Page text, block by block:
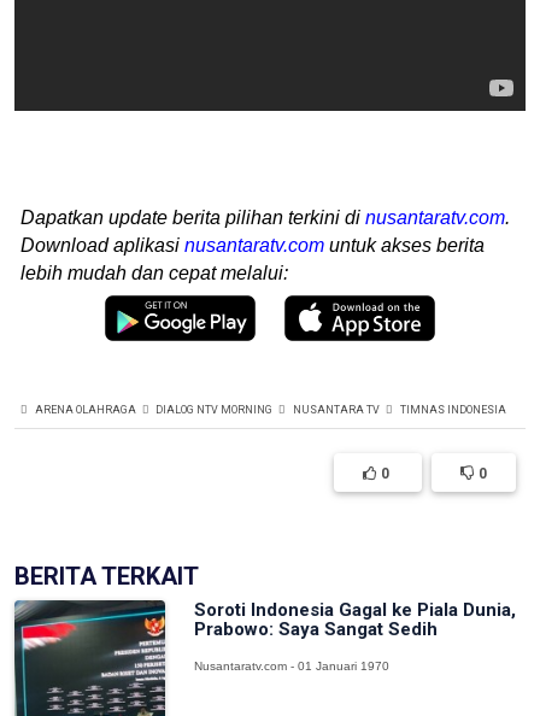
Dapatkan update berita pilihan terkini di nusantaratv.com.
Download aplikasi nusantaratv.com untuk akses berita
lebih mudah dan cepat melalui:
ARENA OLAHRAGA DIALOG NTV MORNING NUSANTARA TV TIMNAS INDONESIA
0 0
BERITA TERKAIT
Soroti Indonesia Gagal ke Piala Dunia,
Prabowo: Saya Sangat Sedih
Nusantaratv.com - 01 Januari 1970